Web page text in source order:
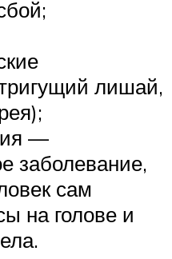
лишай,
—
заболевание,
сам
на голове и